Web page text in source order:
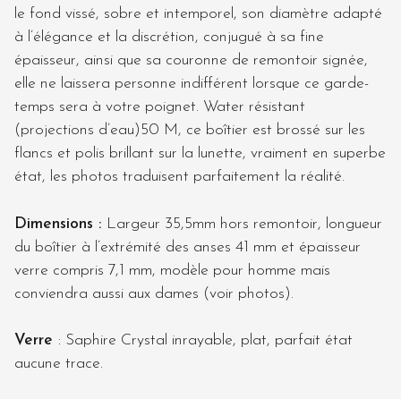
le fond vissé, sobre et intemporel, son diamètre adapté
à l’élégance et la discrétion, conjugué à sa fine
épaisseur, ainsi que sa couronne de remontoir signée,
elle ne laissera personne indifférent lorsque ce garde-
temps sera à votre poignet. Water résistant
(projections d’eau)50 M, ce boîtier est brossé sur les
flancs et polis brillant sur la lunette, vraiment en superbe
état, les photos traduisent parfaitement la réalité.
Dimensions : Largeur 35,5mm hors remontoir, longueur
du boîtier à l’extrémité des anses 41 mm et épaisseur
verre compris 7,1 mm, modèle pour homme mais
conviendra aussi aux dames (voir photos).
Verre : Saphire Crystal inrayable, plat, parfait état
aucune trace.